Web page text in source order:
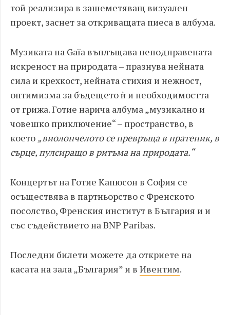
той реализира в зашеметяващ визуален
проект, заснет за откриващата пиеса в албума.
Музиката на Gaïa въплъщава неподправената
искреност на природата – празнува нейната
сила и крехкост, нейната стихия и нежност,
оптимизма за бъдещето ѝ и необходимостта
от грижа. Готие нарича албума „музикално и
човешко приключение“ – пространство, в
което „виолончелото се превръща в пратеник, в
сърце, пулсиращо в ритъма на природата.“
Концертът на Готие Капюсон в София се
осъществява в партньорство с Френското
посолство, Френския институт в България и и
със съдействието на BNP Paribas.
Последни билети можете да откриете на
касата на зала „България” и в Ивентим.